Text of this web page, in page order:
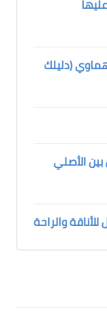
(دليلك
الأصلي
والراحة